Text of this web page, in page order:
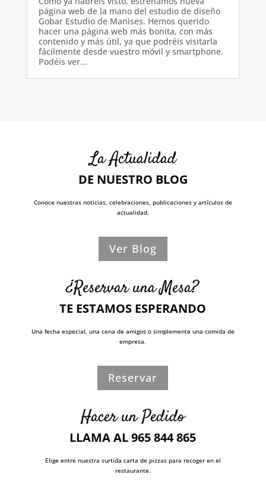
página web de la mano del estudio de diseño
Gobar Estudio de Manises. Hemos querido
hacer una página web más bonita, con más
contenido y más útil, ya que podréis visitarla
fácilmente desde vuestro móvil y smartphone.
Podéis ver...
La Actualidad
DE NUESTRO BLOG
Conoce nuestras noticias, celebraciones, publicaciones y artículos de
actualidad.
Ver Blog
¿Reservar una Mesa?
TE ESTAMOS ESPERANDO
Una fecha especial, una cena de amigos o simplemente una comida de
empresa.
Reservar
Hacer un Pedido
LLAMA AL 965 844 865
Elige entre nuestra surtida carta de pizzas para recoger en el
restaurante.